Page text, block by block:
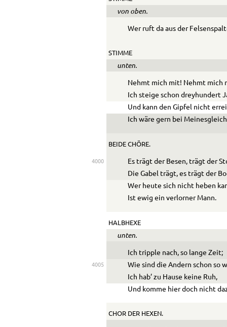
von oben.
Wer ruft da aus der
STIMME
unten.
Nehmt mich mit! Nehmt mich
Ich steige schon dreyhundert
Und kann den Gipfel nicht
Ich wäre gern bei
BEIDE CHÖRE.
4000
Es trägt der Besen, trägt der
Die Gabel trägt, es trägt der
Wer heute sich nicht heben
Ist ewig ein verlorner Mann.
HALBHEXE
unten.
Ich tripple nach, so lange Zeit;
4005
Wie sind die Andern schon so
Ich hab’ zu Hause keine Ruh,
Und komme hier doch nicht
CHOR DER HEXEN.